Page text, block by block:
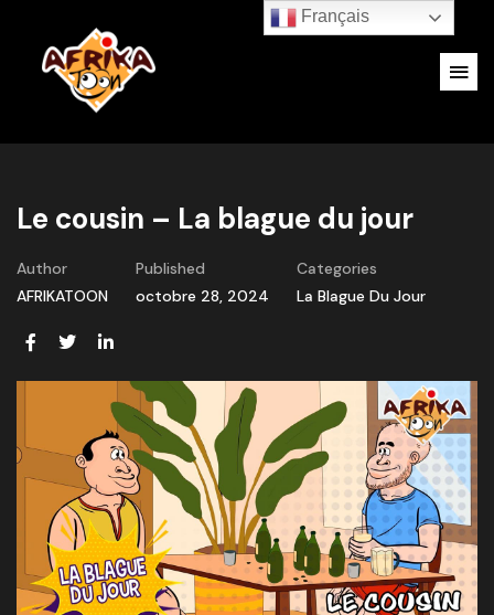
Le cousin – La blague du jour
Author
AFRIKATOON
Published
octobre 28, 2024
Categories
La Blague Du Jour
Français